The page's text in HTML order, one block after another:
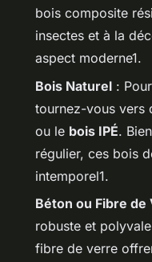
bois composite
insectes et à la
aspect moderne1.
Bois Naturel :
tournez-vous vers
ou le bois IPÉ.
régulier, ces bois
intemporel1.
Béton ou Fibre de
robuste et
fibre de verre